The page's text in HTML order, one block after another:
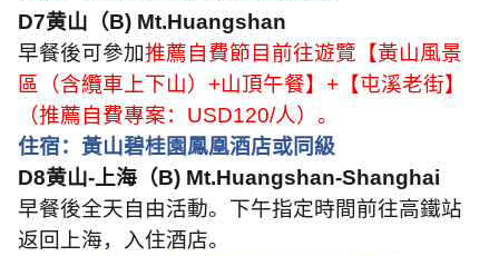
D7黄山（B) Mt.Huangshan
早餐後可參加推薦自費節目前往遊覽【黃山風景
區（含纜車上下山） +山頂午餐】 + 【屯溪老街】
（推薦自費專案： USD120/人）。
住宿：黃山碧桂園鳳凰酒店或同級
D8黄山-上海（B) Mt.Huangshan-Shanghai
早餐後全天自由活動。下午指定時間前往高鐵站
返回上海，入住酒店。